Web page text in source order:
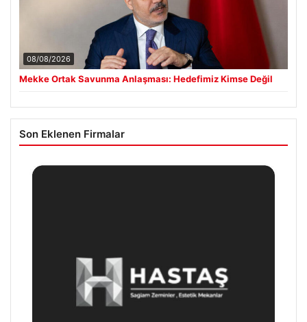
08/08/2026
Mekke Ortak Savunma Anlaşması: Hedefimiz Kimse Değil
Son Eklenen Firmalar